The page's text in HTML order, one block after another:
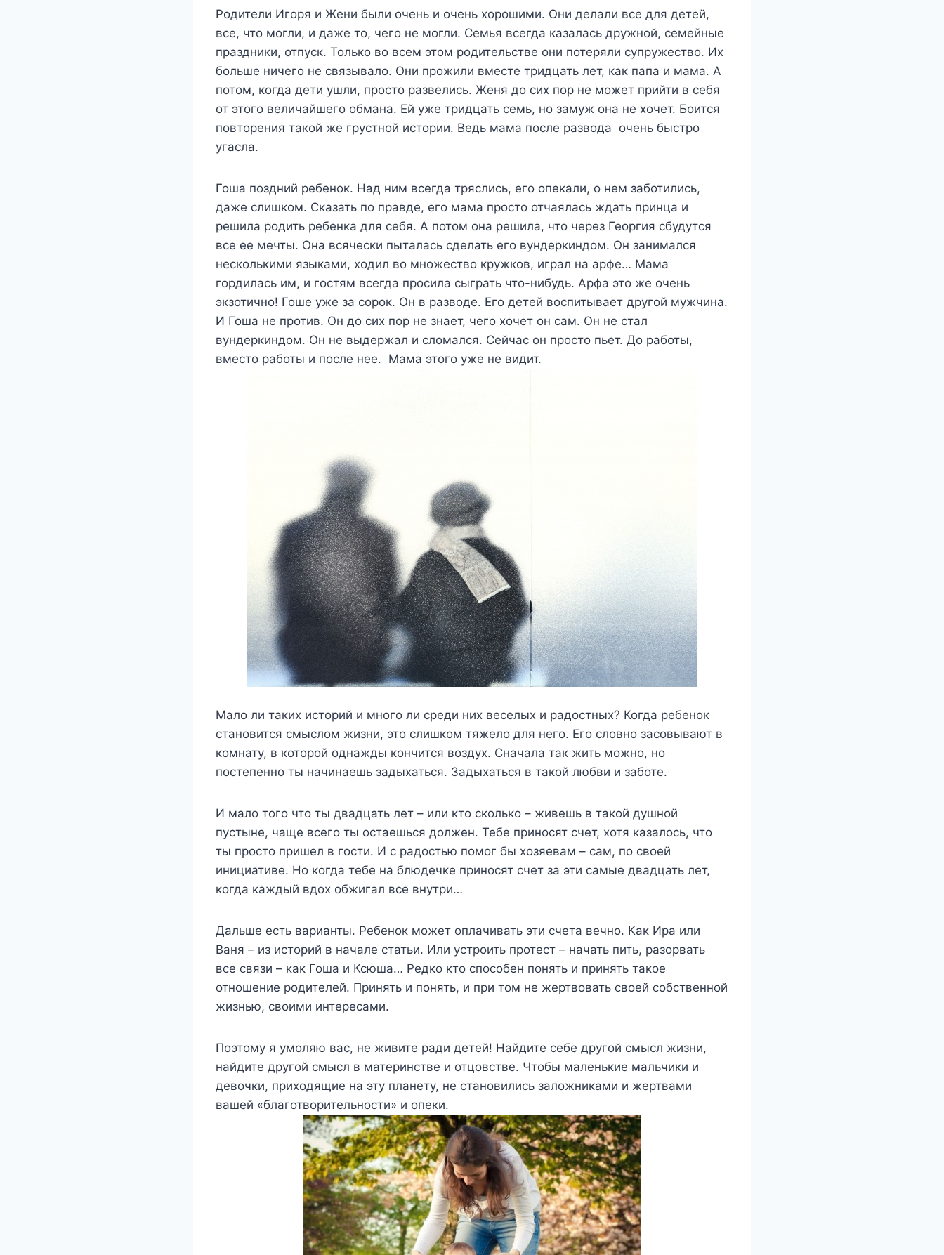
Родители Игоря и Жени были очень и очень хорошими. Они делали все для детей,
все, что могли, и даже то, чего не могли. Семья всегда казалась дружной, семейные
праздники, отпуск. Только во всем этом родительстве они потеряли супружество. Их
больше ничего не связывало. Они прожили вместе тридцать лет, как папа и мама. А
потом, когда дети ушли, просто развелись. Женя до сих пор не может прийти в себя
от этого величайшего обмана. Ей уже тридцать семь, но замуж она не хочет. Боится
повторения такой же грустной истории. Ведь мама после развода очень быстро
угасла.
Гоша поздний ребенок. Над ним всегда тряслись, его опекали, о нем заботились,
даже слишком. Сказать по правде, его мама просто отчаялась ждать принца и
решила родить ребенка для себя. А потом она решила, что через Георгия сбудутся
все ее мечты. Она всячески пыталась сделать его вундеркиндом. Он занимался
несколькими языками, ходил во множество кружков, играл на арфе… Мама
гордилась им, и гостям всегда просила сыграть что-нибудь. Арфа это же очень
экзотично! Гоше уже за сорок. Он в разводе. Его детей воспитывает другой мужчина.
И Гоша не против. Он до сих пор не знает, чего хочет он сам. Он не стал
вундеркиндом. Он не выдержал и сломался. Сейчас он просто пьет. До работы,
вместо работы и после нее. Мама этого уже не видит.
Мало ли таких историй и много ли среди них веселых и радостных? Когда ребенок
становится смыслом жизни, это слишком тяжело для него. Его словно засовывают в
комнату, в которой однажды кончится воздух. Сначала так жить можно, но
постепенно ты начинаешь задыхаться. Задыхаться в такой любви и заботе.
И мало того что ты двадцать лет – или кто сколько – живешь в такой душной
пустыне, чаще всего ты остаешься должен. Тебе приносят счет, хотя казалось, что
ты просто пришел в гости. И с радостью помог бы хозяевам – сам, по своей
инициативе. Но когда тебе на блюдечке приносят счет за эти самые двадцать лет,
когда каждый вдох обжигал все внутри…
Дальше есть варианты. Ребенок может оплачивать эти счета вечно. Как Ира или
Ваня – из историй в начале статьи. Или устроить протест – начать пить, разорвать
все связи – как Гоша и Ксюша… Редко кто способен понять и принять такое
отношение родителей. Принять и понять, и при том не жертвовать своей собственной
жизнью, своими интересами.
Поэтому я умоляю вас, не живите ради детей! Найдите себе другой смысл жизни,
найдите другой смысл в материнстве и отцовстве. Чтобы маленькие мальчики и
девочки, приходящие на эту планету, не становились заложниками и жертвами
вашей «благотворительности» и опеки.